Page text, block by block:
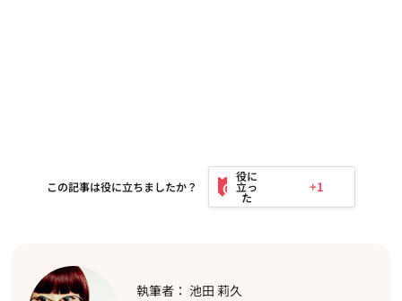
この記事は役に立ちましたか？ +1
執筆者： 池田 莉久